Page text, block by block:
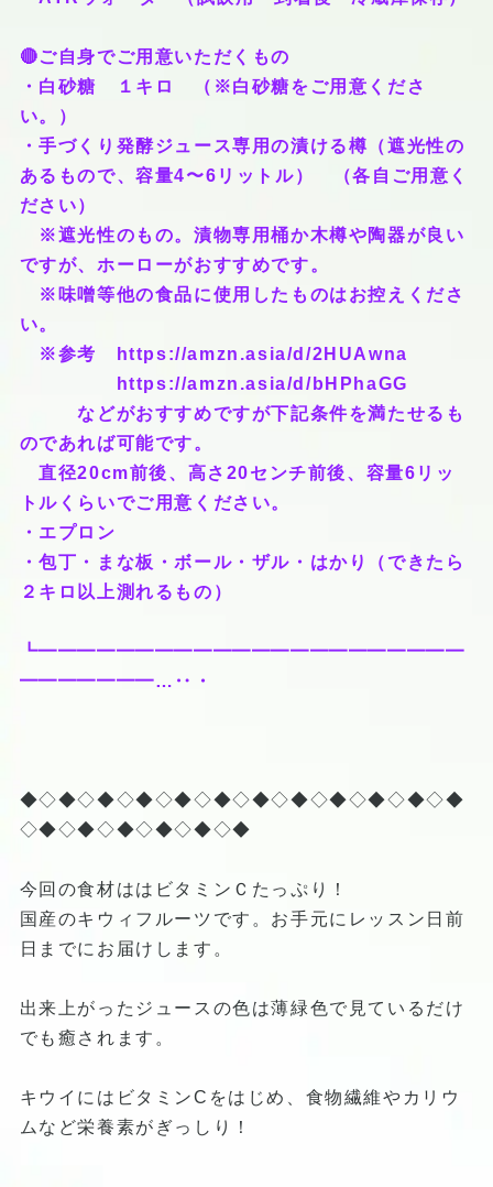
🔴ご自身でご用意いただくもの
・白砂糖 １キロ （※白砂糖をご用意くださ
い。）
・手づくり発酵ジュース専用の漬ける樽（遮光性の
あるもので、容量4〜6リットル） （各自ご用意く
ださい）
※遮光性のもの。漬物専用桶か木樽や陶器が良い
ですが、ホーローがおすすめです。
※味噌等他の食品に使用したものはお控えくださ
い。
※参考 https://amzn.asia/d/2HUAwna
https://amzn.asia/d/bHPhaGG
などがおすすめですが下記条件を満たせるも
のであれば可能です。
直径20cm前後、高さ20センチ前後、容量6リッ
トルくらいでご用意ください。
・エプロン
・包丁・まな板・ボール・ザル・はかり（できたら
２キロ以上測れるもの）
┗━━━━━━━━━━━━━━━━━━━━━━
━━━━━━━…‥・
◆◇◆◇◆◇◆◇◆◇◆◇◆◇◆◇◆◇◆◇◆◇◆
◇◆◇◆◇◆◇◆◇◆◇◆
今回の食材ははビタミンＣたっぷり！
国産のキウィフルーツです。お手元にレッスン日前
日までにお届けします。
出来上がったジュースの色は薄緑色で見ているだけ
でも癒されます。
キウイにはビタミンCをはじめ、食物繊維やカリウ
ムなど栄養素がぎっしり！